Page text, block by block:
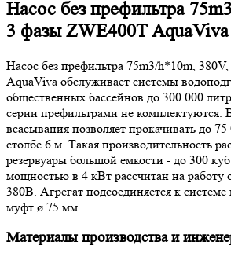
Насос без префильтра
3 фазы ZWE400T AquaViva
Насос без префильтра 75m3/h*10m,
AquaViva обслуживает системы
общественных бассейнов до 300 000
серии префильтрами не комплектуются.
всасывания позволяет прокачивать до
столбе 6 м. Такая производительность
резервуары большой емкости - до 300
мощностью в 4 кВт рассчитан на работу
380В. Агрегат подсоединяется к
муфт ø 75 мм.
Материалы производства и